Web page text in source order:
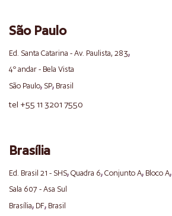
São Paulo
Ed. Santa Catarina - Av. Paulista, 283,
4º andar - Bela Vista
São Paulo, SP, Brasil
tel +55 11 3201 7550
Brasília
Ed. Brasil 21 - SHS, Quadra 6, Conjunto A, Bloco A,
Sala 607 - Asa Sul
Brasília, DF, Brasil